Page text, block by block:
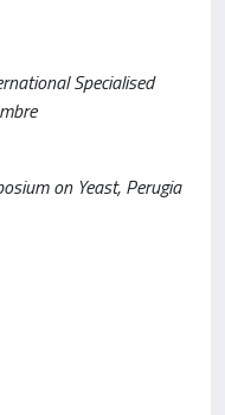
Specialised
on Yeast, Perugia